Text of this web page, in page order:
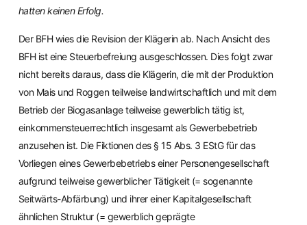
hatten keinen Erfolg.
Der BFH wies die Revision der Klägerin ab. Nach Ansicht des
BFH ist eine Steuerbefreiung ausgeschlossen. Dies folgt zwar
nicht bereits daraus, dass die Klägerin, die mit der Produktion
von Mais und Roggen teilweise landwirtschaftlich und mit dem
Betrieb der Biogasanlage teilweise gewerblich tätig ist,
einkommensteuerrechtlich insgesamt als Gewerbebetrieb
anzusehen ist. Die Fiktionen des § 15 Abs. 3 EStG für das
Vorliegen eines Gewerbebetriebs einer Personengesellschaft
aufgrund teilweise gewerblicher Tätigkeit (= sogenannte
Seitwärts-Abfärbung) und ihrer einer Kapitalgesellschaft
ähnlichen Struktur (= gewerblich geprägte